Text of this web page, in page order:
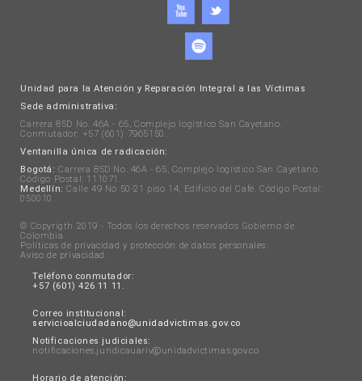
Unidad para la Atención y Reparación Integral a las Víctimas
Sede administrativa:
Carrera 85D No. 46A - 65, Complejo logístico San Cayetano.
Conmutador: +57 (601) 7965150.
Ventanilla única de radicación:
Bogotá: Carrera 85D No. 46A - 65, Complejo logístico San Cayetano.
Código Postal: 111071.
Medellín: Calle 49 No 50-21 piso 14, Edificio del Café. Código Postal:
050010.
© Copyrigth 2019 - Todos los derechos reservados Gobierno de
Colombia.
Políticas de privacidad y protección de datos personales.
Aviso de privacidad .
Teléfono conmutador:
+57 (601) 426 11 11.
Correo institucional:
servicioalciudadano@unidadvictimas.gov.co
Notificaciones judiciales:
notificaciones.juridicauariv@unidadvictimas.gov.co
Horario de atención: